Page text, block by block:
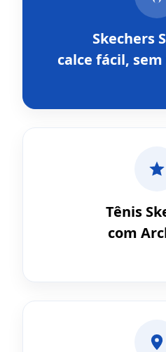
Skechers
calce fácil,
Tênis
com